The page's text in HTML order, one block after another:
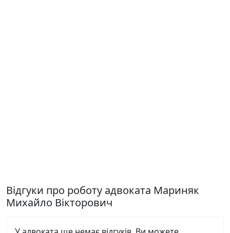
Відгуки про роботу адвоката Мариняк
Михайло Вікторович